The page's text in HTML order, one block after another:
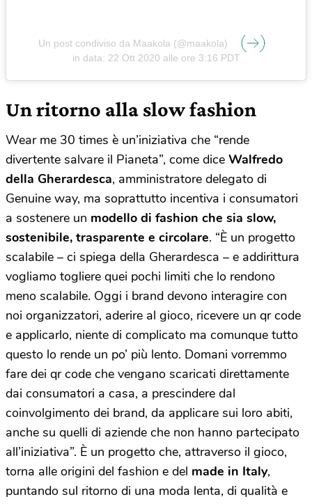
Un post condiviso da Maakola (@maakola)
in data: 22 Ott 2020 alle ore 3:16 PDT
Un ritorno alla slow fashion
Wear me 30 times è un’iniziativa che “rende
divertente salvare il Pianeta”, come dice Walfredo
della Gherardesca, amministratore delegato di
Genuine way, ma soprattutto incentiva i consumatori
a sostenere un modello di fashion che sia slow,
sostenibile, trasparente e circolare. “È un progetto
scalabile – ci spiega della Gherardesca – e addirittura
vogliamo togliere quei pochi limiti che lo rendono
meno scalabile. Oggi i brand devono interagire con
noi organizzatori, aderire al gioco, ricevere un qr code
e applicarlo, niente di complicato ma comunque tutto
questo lo rende un po’ più lento. Domani vorremmo
fare dei qr code che vengano scaricati direttamente
dai consumatori a casa, a prescindere dal
coinvolgimento dei brand, da applicare sui loro abiti,
anche su quelli di aziende che non hanno partecipato
all’iniziativa”. È un progetto che, attraverso il gioco,
torna alle origini del fashion e del made in Italy,
puntando sul ritorno di una moda lenta, di qualità e